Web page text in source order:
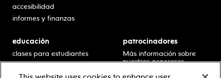
accesibilidad
informes y finanzas
educación
clases para estudiantes
escolar
patrocinadores
Más información sobre
nuestros generosos